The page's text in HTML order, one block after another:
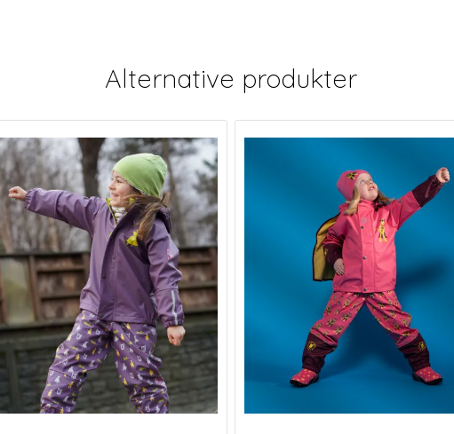
Alternative produkter